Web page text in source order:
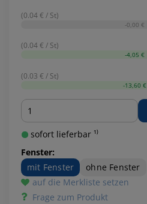
(0.04 € / St)
-0,00 €
(0.04 € / St)
-4,05 €
(0.03 € / St)
-13,60 €
Menge
sofort lieferbar ¹⁾
Fenster:
mit Fenster
ohne Fenster
auf die Merkliste setzen
Frage zum Produkt